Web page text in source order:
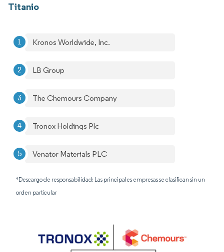
Titanio
Kronos Worldwide, Inc.
LB Group
The Chemours Company
Tronox Holdings Plc
Venator Materials PLC
*Descargo de responsabilidad: Las principales empresas se clasifican sin un
orden particular